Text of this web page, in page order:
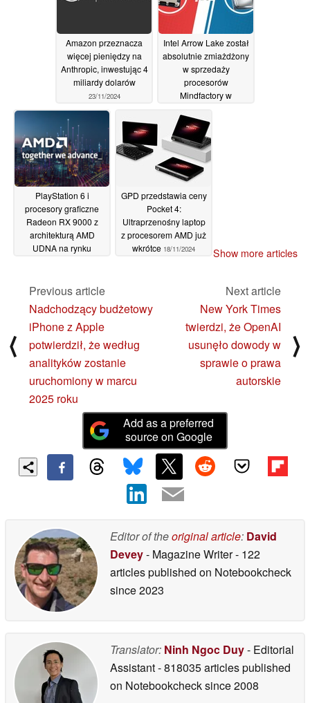
Amazon przeznacza
więcej pieniędzy na
Anthropic, inwestując 4
miliardy dolarów
23/11/2024
Intel Arrow Lake został
absolutnie zmiażdżony
w sprzedaży
procesorów
Mindfactory w
ponieważ AMD
dominuje na wykresie
20/11/2024
PlayStation 6 i
procesory graficzne
Radeon RX 9000 z
architekturą AMD
UDNA na rynku
GPD przedstawia ceny
Pocket 4:
Ultraprzenośny laptop
z procesorem AMD już
wkrótce 18/11/2024 Show more articles
⟨
Previous article
Nadchodzący budżetowy
iPhone z Apple
potwierdził, że według
analityków zostanie
uruchomiony w marcu
2025 roku
Next article
New York Times
twierdzi, że OpenAI
usunęło dowody w
sprawie o prawa
autorskie
⟩
Add as a preferred
source on Google
Editor of theoriginal article: David
Devey- Magazine Writer- 122
articles published on Notebookcheck
since 2023
Translator: Ninh Ngoc Duy- Editorial
Assistant- 818035 articles published
on Notebookchecksince 2008